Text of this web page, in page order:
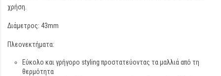
χρήση.
Διάμετρος: 43mm
Πλεονεκτήματα:
Εύκολο και γρήγορο styling προστατεύοντας τα μαλλιά από τη
θερμότητα